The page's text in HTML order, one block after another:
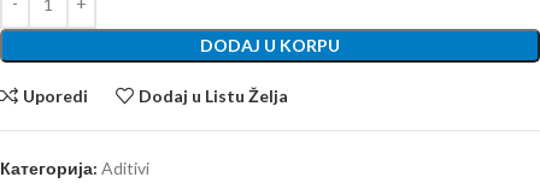
DODAJ U KORPU
Uporedi Dodaj u Listu Želja
Категорија: Aditivi